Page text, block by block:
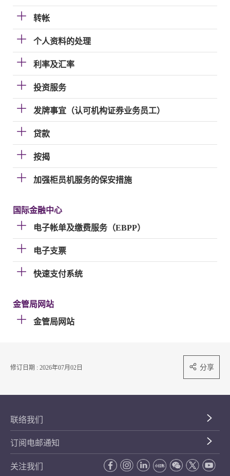
转帐
个人资料的处理
利率及汇率
投资服务
发牌事宜（认可机构证券业务员工）
贷款
按揭
加强柜员机服务的保安措施
国际金融中心
电子帐单及缴费服务（EBPP）
电子支票
快速支付系统
金管局网站
金管局网站
修订日期 : 2026年07月02日 分享
联络我们
订阅电邮通知
关注我们